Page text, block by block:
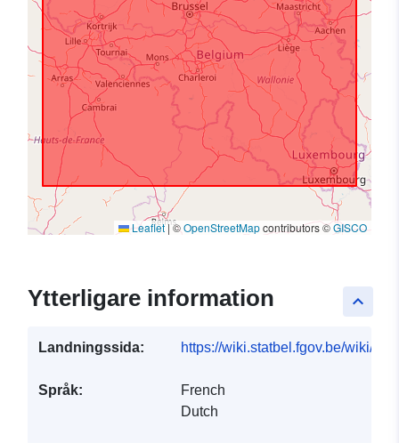
Leaflet|©OpenStreetMapcontributors ©GISCO
keyboard_arrow_up
Ytterligare information
Landningssida: https://wiki.statbel.fgov.be/wiki/
Språk:
French
Dutch